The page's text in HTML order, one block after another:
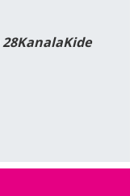
28KanalaKide